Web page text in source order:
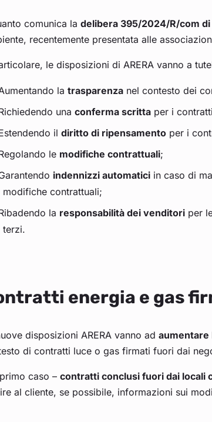
comunica la delibera 395/2024/R/com di
recentemente presentata alle
le disposizioni di ARERA vanno a
latrasparenza nel contesto dei
unaconferma scritta per i
ildiritto di ripensamento per i
le modifiche contrattuali;
indennizzi automatici in caso di
modifiche contrattuali;
la responsabilità dei venditori per
terzi.
energia e gas
disposizioni ARERA vanno ad aumentare
di contratti luce o gas firmati fuori dai
caso – contratti conclusi fuori dai locali
al cliente, se possibile, informazioni sui